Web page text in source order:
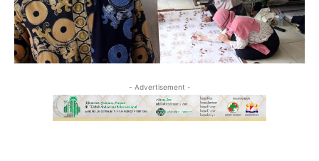
- Advertisement -